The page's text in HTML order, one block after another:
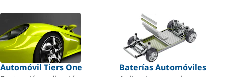
Automóvil Tiers One
Baterías Automóviles